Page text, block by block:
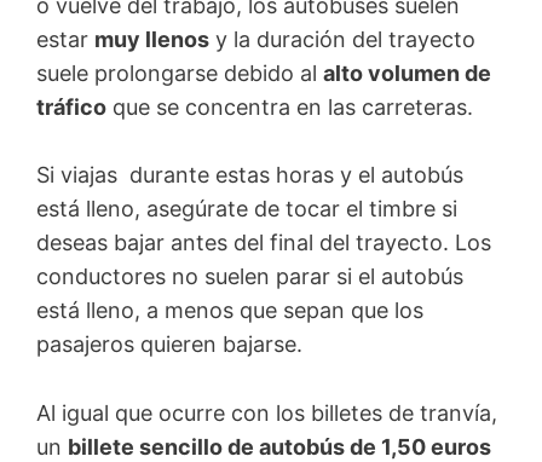
estar muy llenos y la duración del trayecto
suele prolongarse debido al alto volumen de
tráfico que se concentra en las carreteras.
Si viajas durante estas horas y el autobús
está lleno, asegúrate de tocar el timbre si
deseas bajar antes del final del trayecto. Los
conductores no suelen parar si el autobús
está lleno, a menos que sepan que los
pasajeros quieren bajarse.
Al igual que ocurre con los billetes de tranvía,
un billete sencillo de autobús de 1,50 euros